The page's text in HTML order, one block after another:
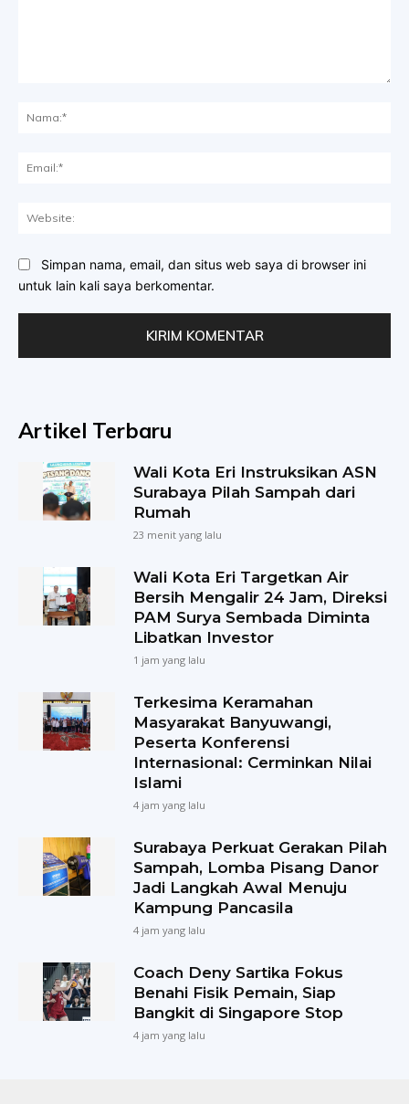
Simpan nama, email, dan situs web saya di browser ini
untuk lain kali saya berkomentar.
Artikel Terbaru
Wali Kota Eri Instruksikan ASN
Surabaya Pilah Sampah dari
Rumah
23 menit yang lalu
Wali Kota Eri Targetkan Air
Bersih Mengalir 24 Jam, Direksi
PAM Surya Sembada Diminta
Libatkan Investor
1 jam yang lalu
Terkesima Keramahan
Masyarakat Banyuwangi,
Peserta Konferensi
Internasional: Cerminkan Nilai
Islami
4 jam yang lalu
Surabaya Perkuat Gerakan Pilah
Sampah, Lomba Pisang Danor
Jadi Langkah Awal Menuju
Kampung Pancasila
4 jam yang lalu
Coach Deny Sartika Fokus
Benahi Fisik Pemain, Siap
Bangkit di Singapore Stop
4 jam yang lalu